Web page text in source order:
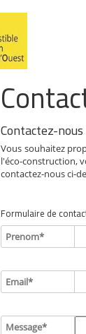
Contactez-
Vous souhaitez
l'éco-construction,
contactez-nous ci-
Formulaire de
Prenom*
Email*
Message*